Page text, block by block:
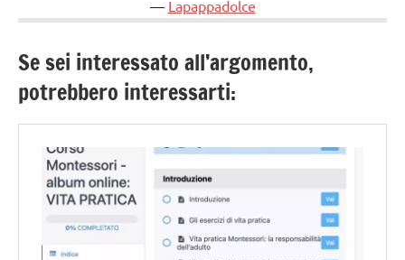
Lapappadolce
Se sei interessato all’argomento,
potrebbero interessarti: